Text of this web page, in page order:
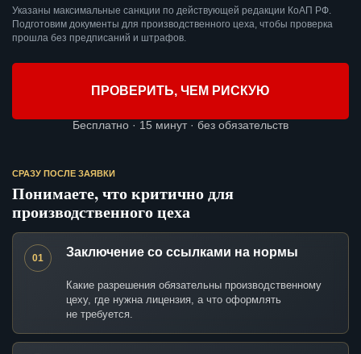
Указаны максимальные санкции по действующей редакции КоАП РФ.
Подготовим документы для производственного цеха, чтобы проверка
прошла без предписаний и штрафов.
ПРОВЕРИТЬ, ЧЕМ РИСКУЮ
Бесплатно · 15 минут · без обязательств
СРАЗУ ПОСЛЕ ЗАЯВКИ
Понимаете, что критично для
производственного цеха
01 Заключение со ссылками на нормы
Какие разрешения обязательны производственному
цеху, где нужна лицензия, а что оформлять
не требуется.